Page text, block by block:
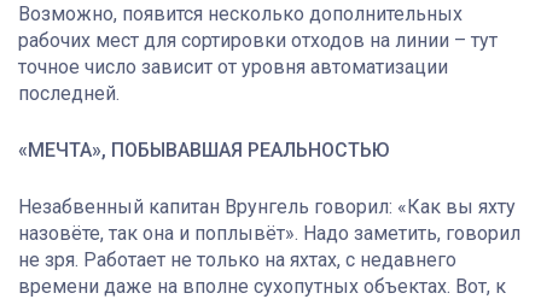
Возможно, появится несколько дополнительных
рабочих мест для сортировки отходов на линии – тут
точное число зависит от уровня автоматизации
последней.
«МЕЧТА», ПОБЫВАВШАЯ РЕАЛЬНОСТЬЮ
Незабвенный капитан Врунгель говорил: «Как вы яхту
назовёте, так она и поплывёт». Надо заметить, говорил
не зря. Работает не только на яхтах, с недавнего
времени даже на вполне сухопутных объектах. Вот, к